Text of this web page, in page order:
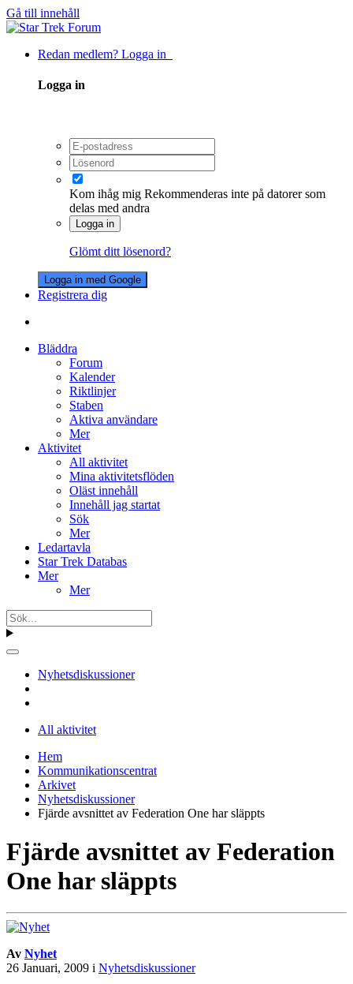
Gå till innehåll
Redan medlem? Logga in
Logga in
Kom ihåg mig Rekommenderas inte på datorer som
delas med andra
Logga in
Glömt ditt lösenord?
Logga in med Google
Registrera dig
Bläddra
Forum
Kalender
Riktlinjer
Staben
Aktiva användare
Mer
Aktivitet
All aktivitet
Mina aktivitetsflöden
Oläst innehåll
Innehåll jag startat
Sök
Mer
Ledartavla
Star Trek Databas
Mer
Mer
Nyhetsdiskussioner
All aktivitet
Hem
Kommunikationscentrat
Arkivet
Nyhetsdiskussioner
Fjärde avsnittet av Federation One har släppts
Fjärde avsnittet av Federation
One har släppts
Av Nyhet
26 Januari, 2009 i Nyhetsdiskussioner